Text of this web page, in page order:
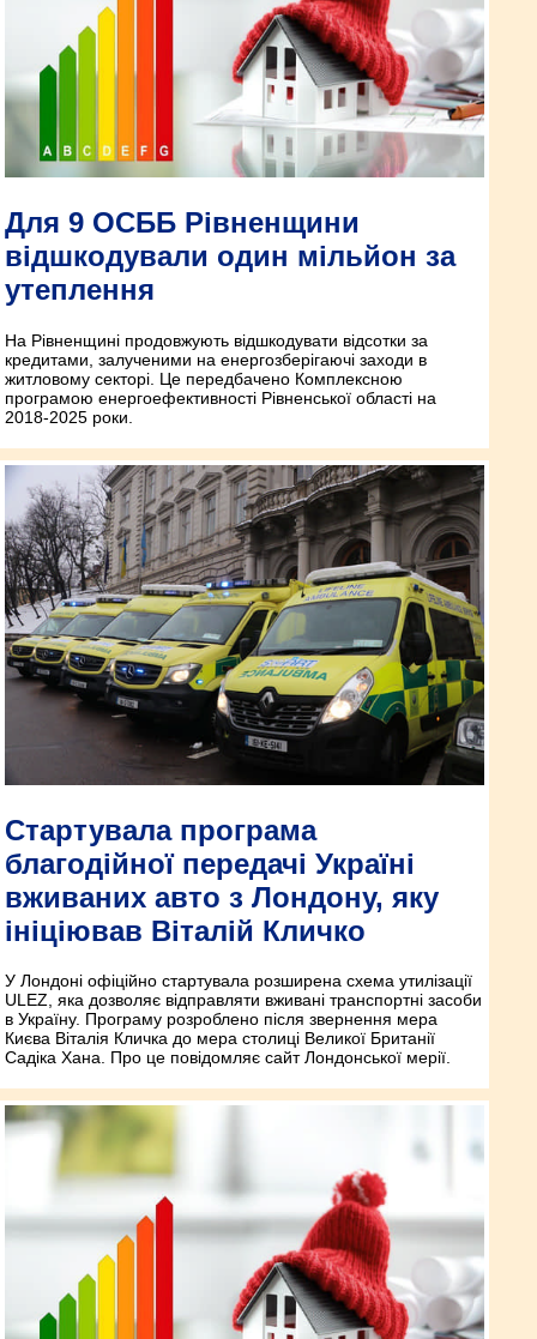
Для 9 ОСББ Рівненщини
відшкодували один мільйон за
утеплення
На Рівненщині продовжують відшкодувати відсотки за
кредитами, залученими на енергозберігаючі заходи в
житловому секторі. Це передбачено Комплексною
програмою енергоефективності Рівненської області на
2018-2025 роки.
Стартувала програма
благодійної передачі Україні
вживаних авто з Лондону, яку
ініціював Віталій Кличко
У Лондоні офіційно стартувала розширена схема утилізації
ULEZ, яка дозволяє відправляти вживані транспортні засоби
в Україну. Програму розроблено після звернення мера
Києва Віталія Кличка до мера столиці Великої Британії
Садіка Хана. Про це повідомляє сайт Лондонської мерії.